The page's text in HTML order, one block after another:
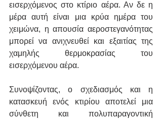
εισερχόμενος στο κτίριο αέρα. Αν δε η
μέρα αυτή είναι μια κρύα ημέρα του
χειμώνα, η απουσία αεροστεγανότητας
μπορεί να ανιχνευθεί και εξαιτίας της
χαμηλής θερμοκρασίας του
εισερχόμενου αέρα.
Συνοψίζοντας, ο σχεδιασμός και η
κατασκευή ενός κτιρίου αποτελεί μια
σύνθετη και πολυπαραγοντική